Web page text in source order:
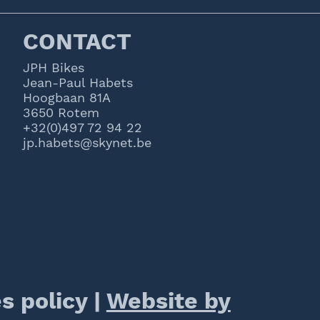
CONTACT
JPH Bikes
Jean-Paul Habets
Hoogbaan 81A
3650 Rotem
+32(0)497 72 94 22
jp.habets@skynet.be
policy| Website by